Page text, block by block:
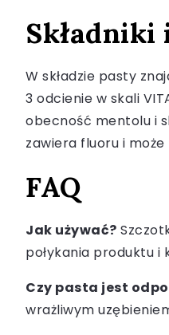
Składniki
W składzie pasty
3 odcienie w skali
obecność mentolu i
zawiera fluoru i
FAQ
Jak używać?
połykania produktu i
Czy pasta jest
wrażliwym